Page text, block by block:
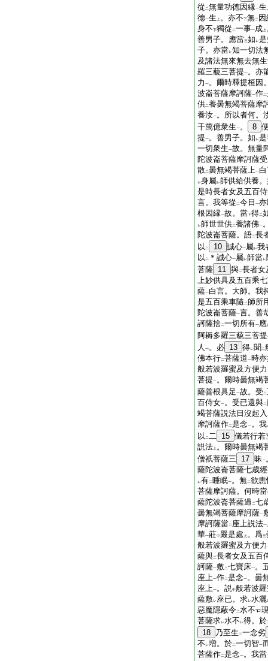
從 二無量功徳因縁一
徳一生 上 。亦不下無二
身不下獨從 二一事一成 上
善男子。應當三如 レ
子。亦當レ知一切法
及諸法無來無去無
羅三藐三菩提一。亦
力 一。爾時釋提桓因
波崙菩薩摩訶薩一作二
供二養曇無竭菩薩摩
養汝一。所以者何。
千萬億衆生一。 8
提一。善男子。如 レ
一切衆生一故。無量
陀波崙菩薩摩訶薩受
散二曇無竭菩薩上一
レ身屬レ師供給供養
是時長者女及五百
言。我等從 二今日 一
根因縁一故。當下得二
レ師世世供二養諸佛一
陀波崙菩薩。語二長
以 二 10 誠心一屬レ我
以 二 ＊誠心一屬レ師當レ
菩薩 11 與二長者女
上妙供具及五百乘
薩一白言。大師。我
是五百乘車隨 二師所
陀波崙菩薩一言。善
訶薩捨二一切所有一應
阿耨多羅三藐三菩提
人 一。必 13 得レ聞 二
佛本行二菩薩道一時
般若波羅蜜及方便力
菩提一。爾時曇無竭
薩善根具足 一故。受 二
百侍女一。受已還與二
竭菩薩説法日沒起入
摩訶薩作二是念一。
以 二二 15 儀若行若
説法 上 。爾時曇無竭
僧祇菩薩三
17 昧一
薩陀波崙菩薩七歳
レ有二 睡眠一。無二欲恚
菩薩摩訶薩。何時當
薩陀波崙菩薩過 二七
曇無竭菩薩摩訶薩一
摩訶薩當二 座上説法一
華一莊中嚴是處 上 。爲三
般若波羅蜜及方便力
薩與二長者女及五百
訶薩一敷二七寶床一。
座上一作二是念一。曇
座上一。説中般若波
薩敷レ座已。求レ水灑
惡魔隱蔽令二水不
菩薩求レ水不 レ得。於
18 乃至生 二一念劣
不 レ増。於二一切智一
菩薩作二是念一。我當